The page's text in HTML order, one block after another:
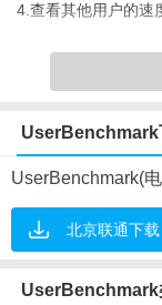
4.查看其他用户的速
UserBenchmark
1.硬件测试：电脑的
2.评分系统：
上最丰富的分析规
UserBenchmark
UserBenchmark(
北京联通下载
UserBenchmark